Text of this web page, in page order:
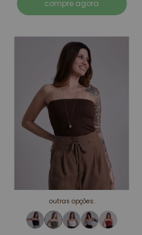
compre agora
outras opções: